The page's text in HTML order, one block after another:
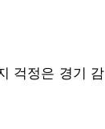
걱정은 경기 감